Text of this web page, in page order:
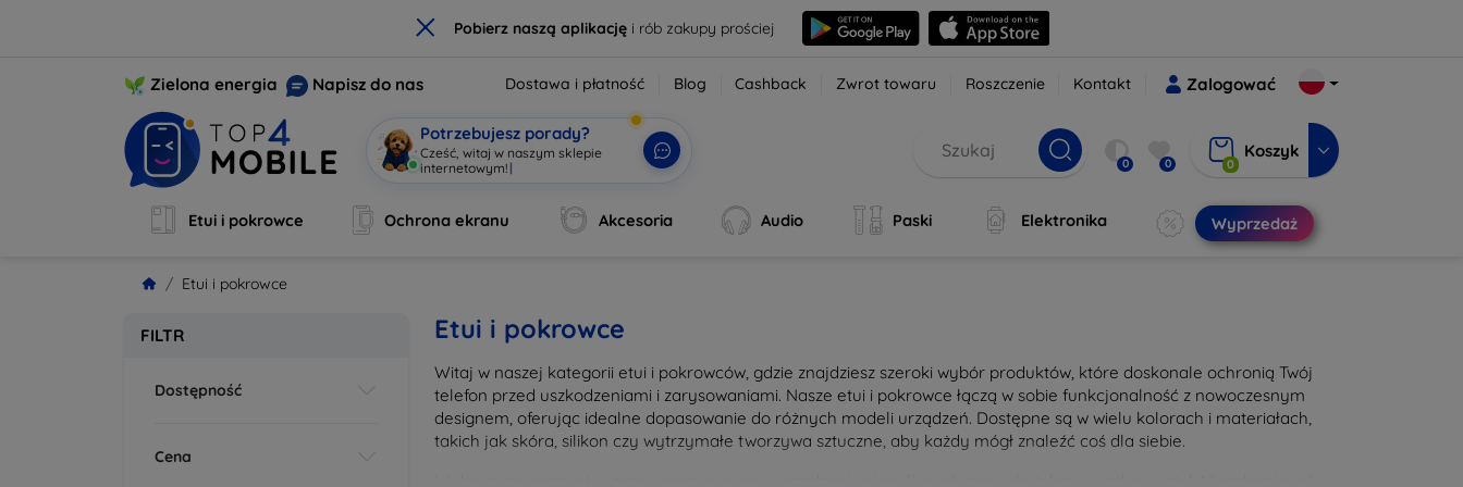
× Pobierz naszą aplikacjęi rób zakupy prościej
Zielona energia Napisz do nas Dostawa i płatność Blog Cashback Zwrot towaru Roszczenie Kontakt Zalogować
Potrzebujesz porady?
Cześć, witaj w naszym sklepie
internetowym! | 0 0 0
Koszyk
Etui i pokrowce Ochrona ekranu Akcesoria Audio Paski Elektronika Wyprzedaż
Etui i pokrowce
FILTR
Dostępność
Cena
Etui i pokrowce
Witaj w naszej kategorii etui i pokrowców, gdzie znajdziesz szeroki wybór produktów, które doskonale ochronią Twój
telefon przed uszkodzeniami i zarysowaniami. Nasze etui i pokrowce łączą w sobie funkcjonalność z nowoczesnym
designem, oferując idealne dopasowanie do różnych modeli urządzeń. Dostępne są w wielu kolorach i materiałach,
takich jak skóra, silikon czy wytrzymałe tworzywa sztuczne, aby każdy mógł znaleźć coś dla siebie.